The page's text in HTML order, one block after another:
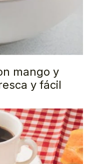
mango y
y fácil